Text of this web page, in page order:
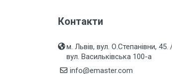
Дзвоники, кнопки до дзвоників
Коробки монтажні і
Щитки, бокси, панелі пластикові
Контакти
м. Львів, вул. О.Степанівни, 45.
вул. Васильківська 100-а
info@emaster.com